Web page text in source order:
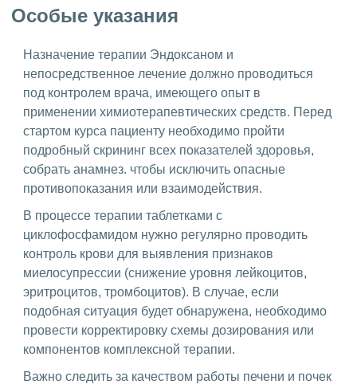
Особые указания
Назначение терапии Эндоксаном и
непосредственное лечение должно проводиться
под контролем врача, имеющего опыт в
применении химиотерапевтических средств. Перед
стартом курса пациенту необходимо пройти
подробный скрининг всех показателей здоровья,
собрать анамнез. чтобы исключить опасные
противопоказания или взаимодействия.
В процессе терапии таблетками с
циклофосфамидом нужно регулярно проводить
контроль крови для выявления признаков
миелосупрессии (снижение уровня лейкоцитов,
эритроцитов, тромбоцитов). В случае, если
подобная ситуация будет обнаружена, необходимо
провести корректировку схемы дозирования или
компонентов комплексной терапии.
Важно следить за качеством работы печени и почек